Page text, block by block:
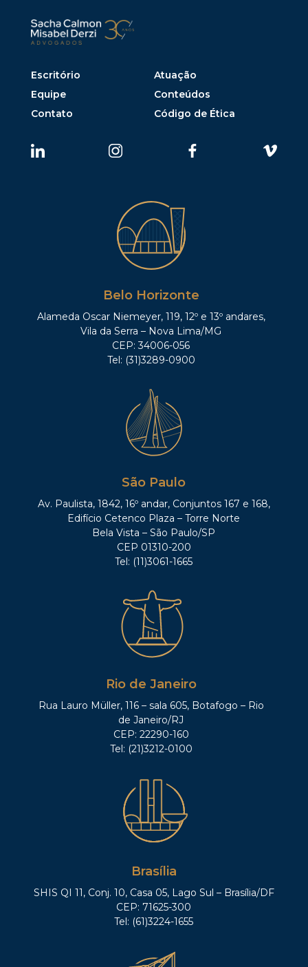
Escritório
Atuação
Equipe
Conteúdos
Contato
Código de Ética
Belo Horizonte
Alameda Oscar Niemeyer, 119, 12º e 13º andares,
Vila da Serra – Nova Lima/MG
CEP: 34006-056
Tel: (31)3289-0900
São Paulo
Av. Paulista, 1842, 16º andar, Conjuntos 167 e 168,
Edifício Cetenco Plaza – Torre Norte
Bela Vista – São Paulo/SP
CEP 01310-200
Tel: (11)3061-1665
Rio de Janeiro
Rua Lauro Müller, 116 – sala 605, Botafogo – Rio
de Janeiro/RJ
CEP: 22290-160
Tel: (21)3212-0100
Brasília
SHIS QI 11, Conj. 10, Casa 05, Lago Sul – Brasília/DF
CEP: 71625-300
Tel: (61)3224-1655